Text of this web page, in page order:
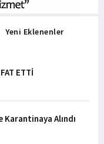
Yeni Eklenenler
ETTİ
Alındı